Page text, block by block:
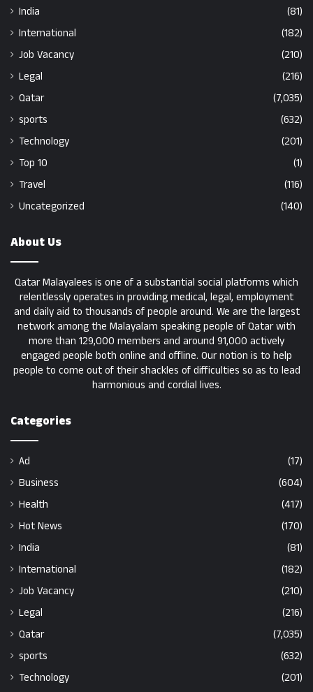
India
(81)
International
(182)
Job Vacancy
(210)
Legal
(216)
Qatar
(7,035)
sports
(632)
Technology
(201)
Top 10
(1)
Travel
(116)
Uncategorized
(140)
About Us
Qatar Malayalees is one of a substantial social platforms which
relentlessly operates in providing medical, legal, employment
and daily aid to thousands of people around. We are the largest
network among the Malayalam speaking people of Qatar with
more than 129,000 members and around 91,000 actively
engaged people both online and offline. Our notion is to help
people to come out of their shackles of difficulties so as to lead
harmonious and cordial lives.
Categories
Ad
(17)
Business
(604)
Health
(417)
Hot News
(170)
India
(81)
International
(182)
Job Vacancy
(210)
Legal
(216)
Qatar
(7,035)
sports
(632)
Technology
(201)